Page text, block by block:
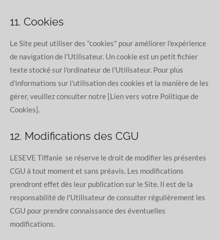
11. Cookies
Le Site peut utiliser des "cookies" pour améliorer l'expérience
de navigation de l'Utilisateur. Un cookie est un petit fichier
texte stocké sur l'ordinateur de l'Utilisateur. Pour plus
d'informations sur l'utilisation des cookies et la manière de les
gérer, veuillez consulter notre [Lien vers votre Politique de
Cookies].
12. Modifications des CGU
LESEVE Tiffanie se réserve le droit de modifier les présentes
CGU à tout moment et sans préavis. Les modifications
prendront effet dès leur publication sur le Site. Il est de la
responsabilité de l'Utilisateur de consulter régulièrement les
CGU pour prendre connaissance des éventuelles
modifications.